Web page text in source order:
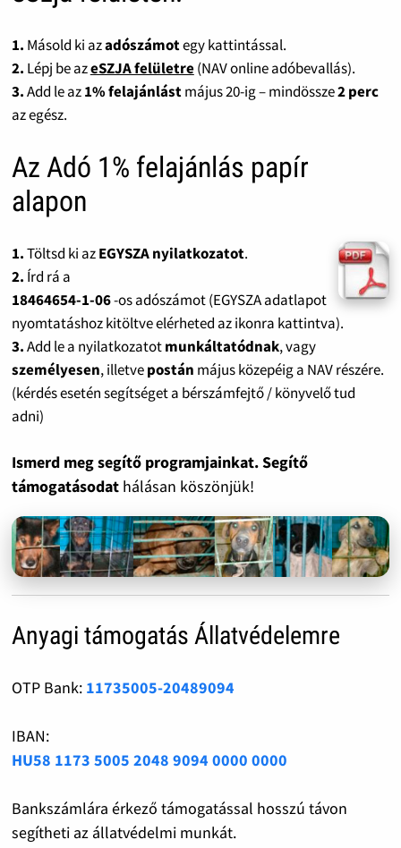
1. Másold ki azadószámotegy kattintással.
2. Lépj be azeSZJA felületre(NAV online adóbevallás).
3.Add le az1% felajánlástmájus 20-ig – mindössze2 perc
az egész.
Az Adó 1% felajánlás papír
alapon
1.Töltsd ki azEGYSZA nyilatkozatot.
2. Írd rá a
18464654-1-06-os adószámot (EGYSZA adatlapot
nyomtatáshoz kitöltve elérheted az ikonra kattintva).
3.Add le a nyilatkozatotmunkáltatódnak, vagy
személyesen, illetvepostán május közepéig a NAV részére.
(kérdés esetén segítséget a bérszámfejtő / könyvelő tud
adni)
Ismerd meg segítő programjainkat. Segítő
támogatásodat hálásan köszönjük!
Anyagi támogatás Állatvédelemre
OTP Bank: 11735005-20489094
IBAN:
HU58 1173 5005 2048 9094 0000 0000
Bankszámlára érkező támogatással hosszú távon
segítheti az állatvédelmi munkát.